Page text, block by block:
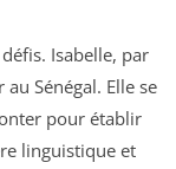
Isabelle, par
Sénégal. Elle se
pour établir
linguistique et